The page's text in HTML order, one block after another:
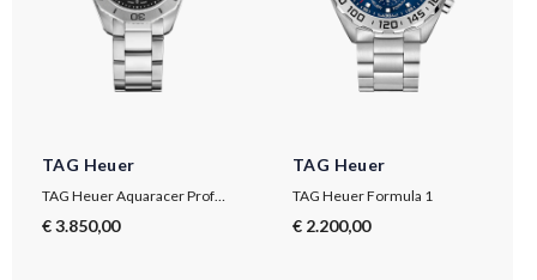
TAG Heuer
TAG Heuer Aquaracer Professional 200 Date
€ 3.850,00
TAG Heuer
TAG Heuer Formula 1
€ 2.200,00